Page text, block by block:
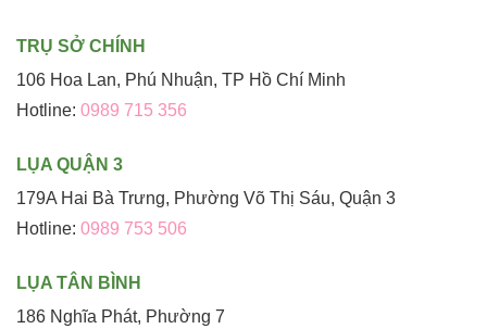
TRỤ SỞ CHÍNH
106 Hoa Lan, Phú Nhuận, TP Hồ Chí Minh
Hotline: 0989 715 356
LỤA QUẬN 3
179A Hai Bà Trưng, Phường Võ Thị Sáu, Quận 3
Hotline: 0989 753 506
LỤA TÂN BÌNH
186 Nghĩa Phát, Phường 7